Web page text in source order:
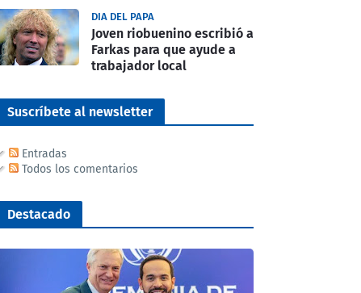
DIA DEL PAPA
Joven riobuenino escribió a
Farkas para que ayude a
trabajador local
Suscríbete al newsletter
Entradas
Todos los comentarios
Destacado